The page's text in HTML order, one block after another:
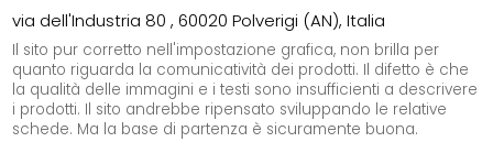
via dell'Industria 80 , 60020 Polverigi (AN), Italia
Il sito pur corretto nell'impostazione grafica, non brilla per
quanto riguarda la comunicatività dei prodotti. Il difetto è che
la qualità delle immagini e i testi sono insufficienti a descrivere
i prodotti. Il sito andrebbe ripensato sviluppando le relative
schede. Ma la base di partenza è sicuramente buona.